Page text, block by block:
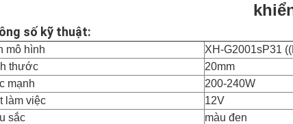
số kỹ thuật:
mô hình
XH-G2001sP31
thước
20mm
mạnh
200-240W
làm việc
12V
sắc
màu đen